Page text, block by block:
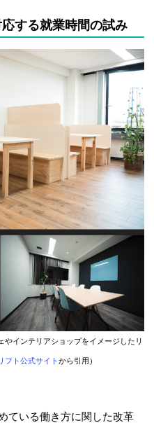
する就業時間の試み
インテリアショップをイメージしたリ
フト公式サイトから引用）
ている働き方に関した改革